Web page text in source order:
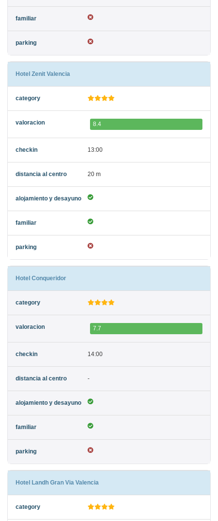
Hotel Zenit Valencia
8.4
13:00
20 m
Hotel Conqueridor
7.7
14:00
-
Hotel Landh Gran Via Valencia